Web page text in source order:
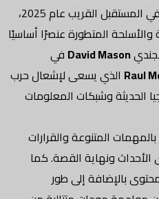
ثمانينيات القرن الماضي، والثانية في المستقبل القريب عام 2025،
المتطورة عنصرًا أساسيًا
David Mason في
Raul الذي يسعى لإشعال حرب
الحديثة وشبكات المعلومات
المتنوعة والقرارات
الأحداث ونهاية القصة. كما
بالإضافة إلى طور